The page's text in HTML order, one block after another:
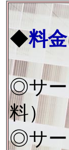
◆料金
◎サー
料）
◎サー